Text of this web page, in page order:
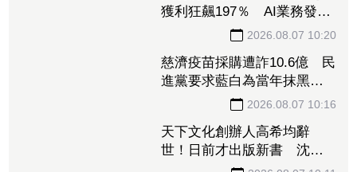
謠政客出來道歉！2026.08.07 10:20
法說前夕報喜！「這檔」Q2
獲利狂飆197％ AI業務發威
看旺下半年 2026.08.07 10:20
慈濟疫苗採購遭詐10.6億 民
進黨要求藍白為當年抹黑防
疫團隊道歉
2026.08.07 10:16